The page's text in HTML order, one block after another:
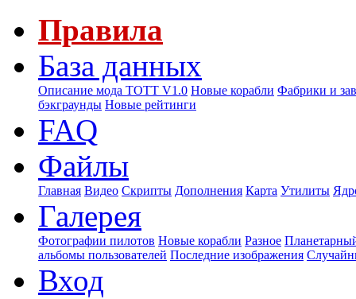
Правила
База данных
Описание мода ТОТТ V1.0 Новые корабли Фабрики и
бэкграунды Новые рейтинги
FAQ
Файлы
Главная Видео Скрипты Дополнения Карта Утилиты
Галерея
Фотографии пилотов Новые корабли Разное
альбомы пользователей Последние изображения
Вход